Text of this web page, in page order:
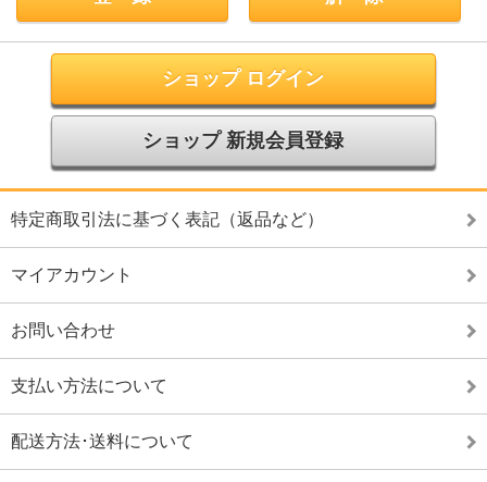
ショップ ログイン
ショップ 新規会員登録
特定商取引法に基づく表記（返品など）
マイアカウント
お問い合わせ
支払い方法について
配送方法･送料について